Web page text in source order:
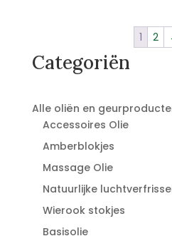
1 2
Categoriën
Alle oliën en
Accessoires Olie
Amberblokjes
Massage Olie
Natuurlijke
Wierook stokjes
Basisolie